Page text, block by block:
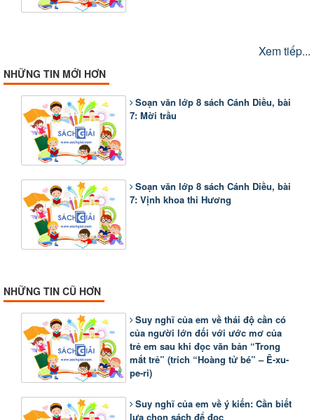
Xem tiếp...
NHỮNG TIN MỚI HƠN
Soạn văn lớp 8 sách Cánh Diều, bài
7: Mời trầu
Soạn văn lớp 8 sách Cánh Diều, bài
7: Vịnh khoa thi Hương
NHỮNG TIN CŨ HƠN
Suy nghĩ của em về thái độ cần có
của người lớn đối với ước mơ của
trẻ em sau khi đọc văn bản “Trong
mắt trẻ” (trích “Hoàng tử bé” – Ê-xu-
pe-ri)
Suy nghĩ của em về ý kiến: Cần biết
lựa chọn sách để đọc